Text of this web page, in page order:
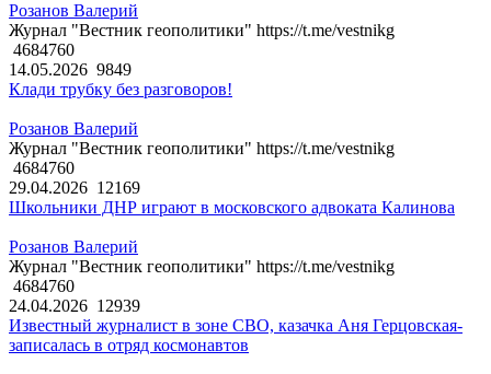
Розанов Валерий
Журнал "Вестник геополитики" https://t.me/vestnikg
4684760
14.05.2026 9849
Клади трубку без разговоров!
Розанов Валерий
Журнал "Вестник геополитики" https://t.me/vestnikg
4684760
29.04.2026 12169
Школьники ДНР играют в московского адвоката Калинова
Розанов Валерий
Журнал "Вестник геополитики" https://t.me/vestnikg
4684760
24.04.2026 12939
Известный журналист в зоне СВО, казачка Аня Герцовская-
записалась в отряд космонавтов